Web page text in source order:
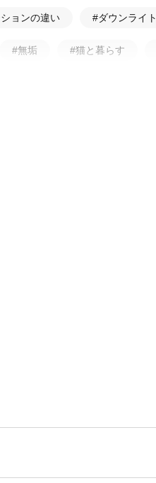
ョンの違い #ダウンライト
#無垢 #猫と暮らす